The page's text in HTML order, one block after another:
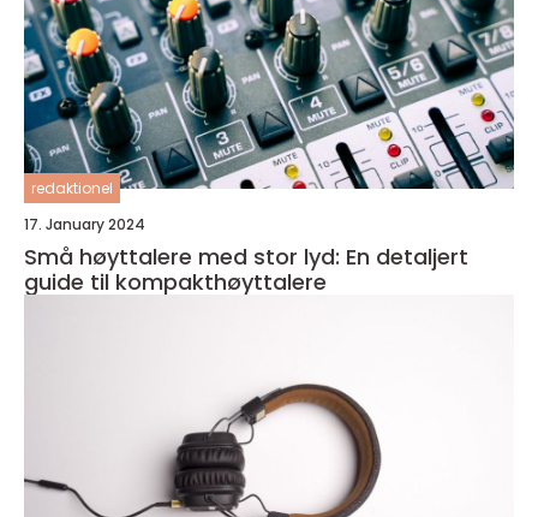
redaktionel
17. January 2024
Små høyttalere med stor lyd: En detaljert
guide til kompakthøyttalere